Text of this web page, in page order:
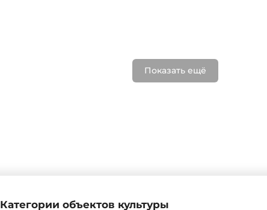
Показать ещё
Категории объектов культуры